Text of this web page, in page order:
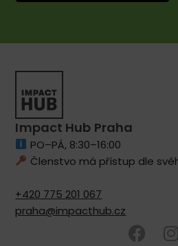
Impact Hub Praha
PO–PÁ, 8:30–16:00
Členstvo má přístup dle
+420 775 201 067
praha@impacthub.cz